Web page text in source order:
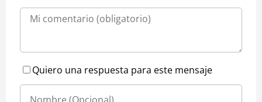
Quiero una respuesta para este mensaje